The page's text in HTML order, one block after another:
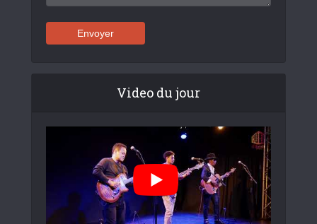
Video du jour